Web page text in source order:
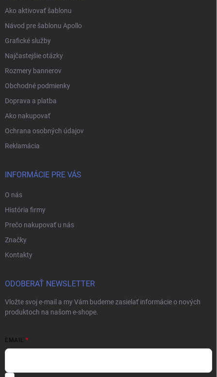
Ako aktivovať šablonu
Návod pre šablonu Apollo
Grafické služby
Najčastejšie otázky
Rozmery bannerov
Obchodné podmienky
Doprava a platba
Ako nakupovať
Ochrana osobných údajov
Reklamácia
INFORMÁCIE PRE VÁS
O nás
História firmy
Prečo nakupovať u nás
Značky
Kontakty
ODOBERAŤ NEWSLETTER
Vložte svoj e-mail a my Vám budeme zasielať informácie o nových
produktoch na našom e-shope.
EMAIL